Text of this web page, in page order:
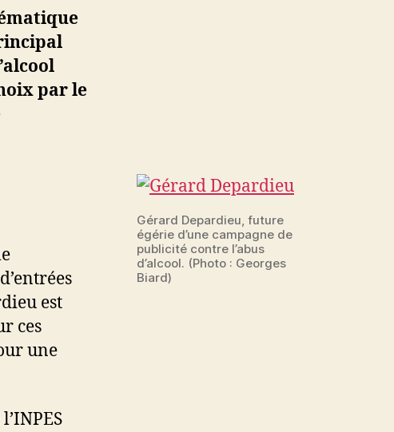
des
pubs
contre
l’abus
d’alcool
par le
Gérard Depardieu, future
égérie d’une campagne de
publicité contre l’abus
d’alcool. (Photo : Georges
Biard)
est
ces
une